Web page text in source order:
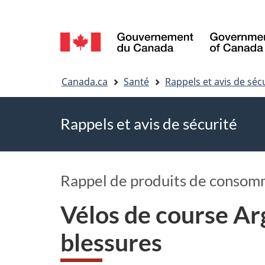
Sélection
de
la
Canada.ca Santé Rappels et avis de
Rappels et avis de sécurité
Rappel de produits de
Vélos de course
blessures